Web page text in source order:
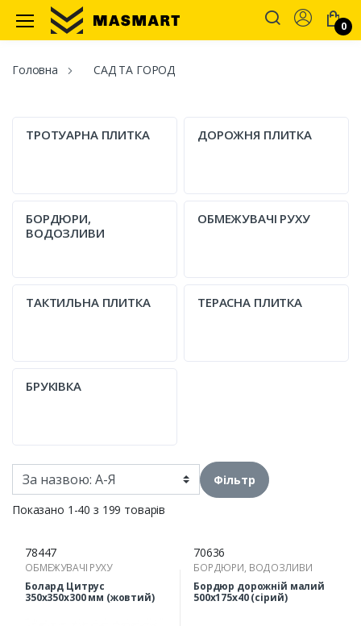
Masmart
Account
0
Головна САД ТА ГОРОД
ТРОТУАРНА ПЛИТКА ДОРОЖНЯ ПЛИТКА
БОРДЮРИ,
ВОДОЗЛИВИ
ОБМЕЖУВАЧІ РУХУ
ТАКТИЛЬНА ПЛИТКА ТЕРАСНА ПЛИТКА
БРУКІВКА
Фільтр
Показано 1-40 з 199 товарів
78447
ОБМЕЖУВАЧІ РУХУ
Болард Цитрус
350х350х300 мм (жовтий)
70636
БОРДЮРИ, ВОДОЗЛИВИ
Бордюр дорожній малий
500х175х40 (сірий)